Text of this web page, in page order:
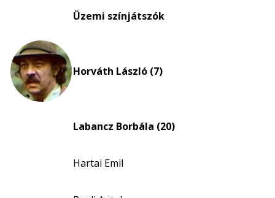
eloszlás
Üzemi színjátszók
Horváth László (7)
Labancz Borbála (20)
Hartai Emil